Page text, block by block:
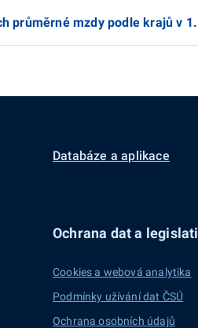
průměrné mzdy podle krajů v
Databáze a aplikace
Ochrana dat a
Cookies a webová analytika
Podmínky užívání dat ČSÚ
Ochrana osobních údajů